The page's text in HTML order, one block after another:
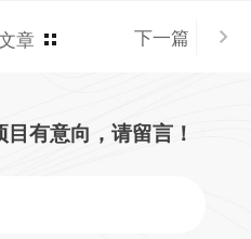
章 下一篇
有意向，请留言！